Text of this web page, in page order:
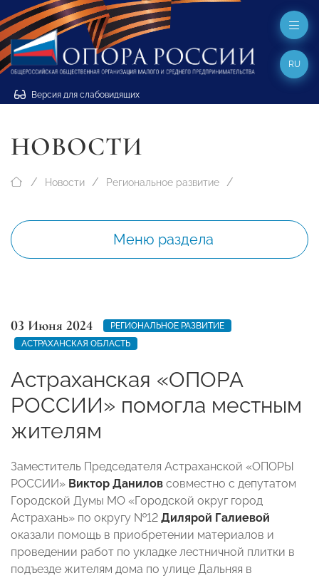
Версия для слабовидящих
RU
НОВОСТИ
Новости Региональное развитие
Меню раздела
03 Июня 2024
РЕГИОНАЛЬНОЕ РАЗВИТИЕ
АСТРАХАНСКАЯ ОБЛАСТЬ
Астраханская «ОПОРА
РОССИИ» помогла местным
жителям
Заместитель Председателя Астраханской «ОПОРЫ
РОССИИ» Виктор Данилов совместно с депутатом
Городской Думы МО «Городской округ город
Астрахань» по округу №12 Дилярой Галиевой
оказали помощь в приобретении материалов и
проведении работ по укладке лестничной плитки в
подъезде жителям дома по улице Дальняя в